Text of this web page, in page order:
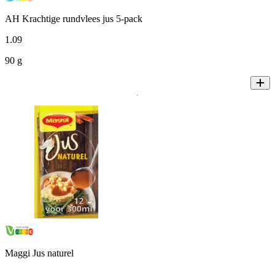
AH Krachtige rundvlees jus 5-pack
1 .09
90 g
Maggi Jus naturel